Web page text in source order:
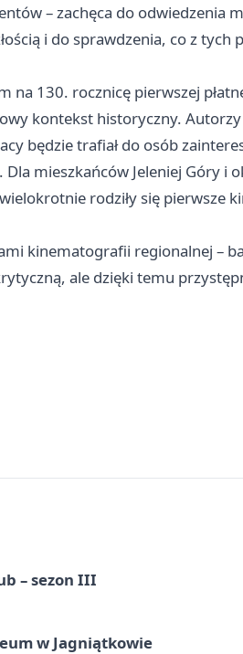
– zachęca do odwiedzenia
i do sprawdzenia, co z tych
na 130. rocznicę pierwszej
kontekst historyczny.
będzie trafiał do osób
mieszkańców Jeleniej Góry i
rodziły się pierwsze
kinematografii regionalnej –
ale dzięki temu
– sezon III
w Jagniątkowie